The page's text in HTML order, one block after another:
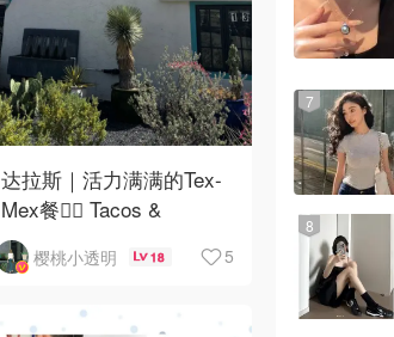
达拉斯｜活力满满的Tex-
Mex餐👉🏼 Tacos &
Avocados
樱桃小透明 18 5